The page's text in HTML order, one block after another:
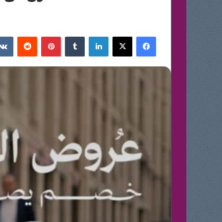
فيسبوك‫X لينكدإن بينتيريست